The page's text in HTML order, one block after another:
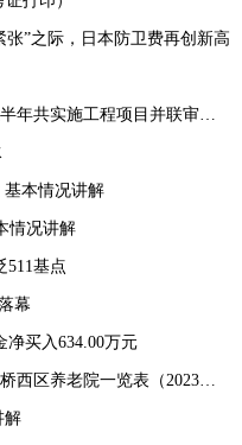
”之际，日本防卫费再创新高
件 并联审批率居全省第一位、办件量全省第二
基本情况讲解
情况讲解
511基点
幕
净买入634.00万元
区养老院一览表（2023年）
解